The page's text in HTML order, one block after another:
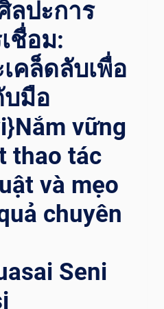
ลปะการ
ชื่อม:
คล็ดลับเพื่อ
บมือ
vững
thao tác
và mẹo
chuyên
Seni